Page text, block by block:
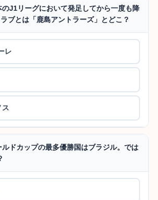
J1リーグにおいて発足してから一度も降
ブとは「鹿島アントラーズ」とどこ？
レ
ス
ドカップの最多優勝国はブラジル。では